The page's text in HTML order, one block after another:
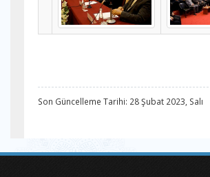
Son Güncelleme Tarihi: 28 Şubat 2023, Salı